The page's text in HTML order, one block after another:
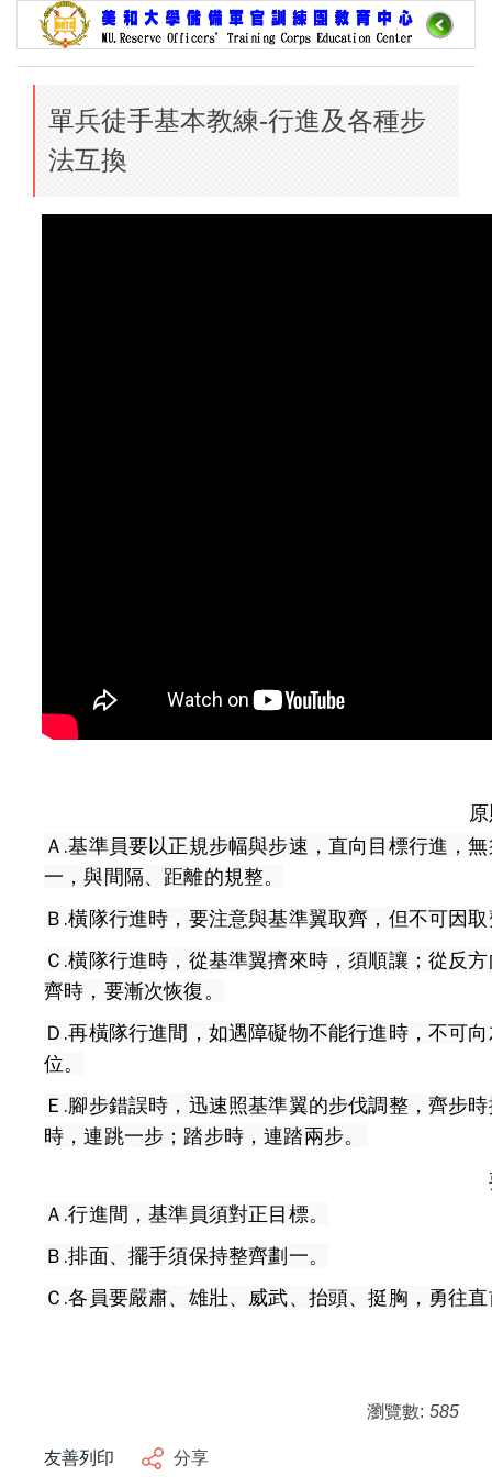
主
單兵徒手基本教練-行進及各種步
法互換
Ａ.基準員要以正規步幅與步速，直向目標行進，
一，與間隔、距離的規整。
Ｂ.橫隊行進時，要注意與基準翼取齊，但不可因
Ｃ.橫隊行進時，從基準翼擠來時，須順讓；從反
齊時，要漸次恢復。
Ｄ.再橫隊行進間，如遇障礙物不能行進時，不可
位。
Ｅ.腳步錯誤時，迅速照基準翼的步伐調整，齊步
時，連跳一步；踏步時，連踏兩步。
Ａ.行進間，基準員須對正目標。
Ｂ.排面、擺手須保持整齊劃一。
Ｃ.各員要嚴肅、雄壯、威武、抬頭、挺胸，勇往
瀏覽數: 585
友善列印 分享